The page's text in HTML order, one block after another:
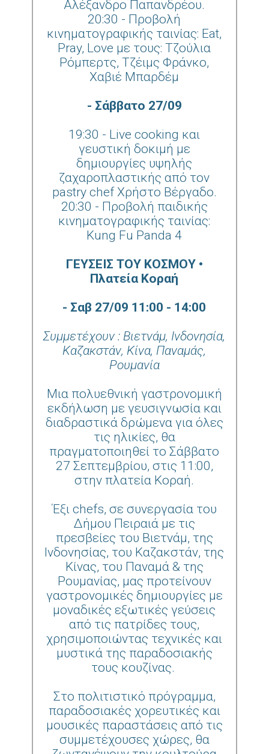
Αλέξανδρο Παπανδρέου.
20:30 - Προβολή
κινηματογραφικής ταινίας: Eat,
Pray, Love με τους: Τζούλια
Ρόμπερτς, Τζέιμς Φράνκο,
Χαβιέ Μπαρδέμ
- Σάββατο 27/09
19:30 - Live cooking και
γευστική δοκιμή με
δημιουργίες υψηλής
ζαχαροπλαστικής από τον
pastry chef Χρήστο Βέργαδο.
20:30 - Προβολή παιδικής
κινηματογραφικής ταινίας:
Kung Fu Panda 4
ΓΕΥΣΕΙΣ ΤΟΥ ΚΟΣΜΟΥ •
Πλατεία Κοραή
- Σαβ 27/09 11:00 - 14:00
Συμμετέχουν : Βιετνάμ, Ινδονησία,
Καζακστάν, Κίνα, Παναμάς,
Ρουμανία
Μια πολυεθνική γαστρονομική
εκδήλωση με γευσιγνωσία και
διαδραστικά δρώμενα για όλες
τις ηλικίες, θα
πραγματοποιηθεί το Σάββατο
27 Σεπτεμβρίου, στις 11:00,
στην πλατεία Κοραή.
Έξι chefs, σε συνεργασία του
Δήμου Πειραιά με τις
πρεσβείες του Βιετνάμ, της
Ινδονησίας, του Καζακστάν, της
Κίνας, του Παναμά & της
Ρουμανίας, μας προτείνουν
γαστρονομικές δημιουργίες με
μοναδικές εξωτικές γεύσεις
από τις πατρίδες τους,
χρησιμοποιώντας τεχνικές και
μυστικά της παραδοσιακής
τους κουζίνας.
Στο πολιτιστικό πρόγραμμα,
παραδοσιακές χορευτικές και
μουσικές παραστάσεις από τις
συμμετέχουσες χώρες, θα